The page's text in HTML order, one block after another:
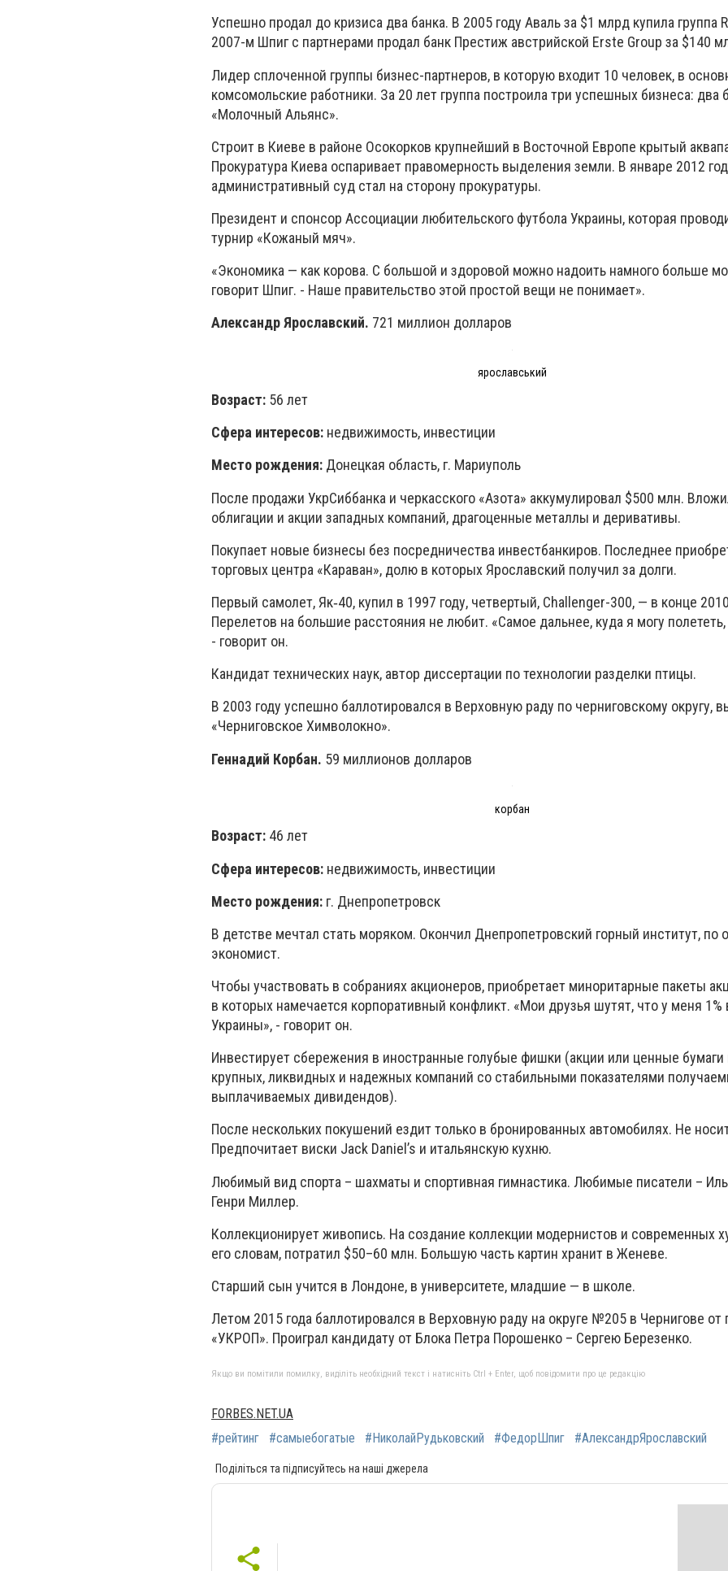
Успешно продал до кризиса два банка. В 2005 году Аваль за $1 млрд купила группа
2007-м Шпиг с партнерами продал банк Престиж австрийской Erste Group за $140
Лидер сплоченной группы бизнес-партнеров, в которую входит 10 человек, в
комсомольские работники. За 20 лет группа построила три успешных бизнеса: два
«Молочный Альянс».
Строит в Киеве в районе Осокорков крупнейший в Восточной Европе крытый
Прокуратура Киева оспаривает правомерность выделения земли. В январе 2012
административный суд стал на сторону прокуратуры.
Президент и спонсор Ассоциации любительского футбола Украины, которая
турнир «Кожаный мяч».
«Экономика — как корова. С большой и здоровой можно надоить намного больше
говорит Шпиг. - Наше правительство этой простой вещи не понимает».
Александр Ярославский. 721 миллион долларов
ярославський
Возраст: 56 лет
Сфера интересов: недвижимость, инвестиции
Место рождения: Донецкая область, г. Мариуполь
После продажи УкрСиббанка и черкасского «Азота» аккумулировал $500 млн.
облигации и акции западных компаний, драгоценные металлы и деривативы.
Покупает новые бизнесы без посредничества инвестбанкиров. Последнее
торговых центра «Караван», долю в которых Ярославский получил за долги.
Первый самолет, Як‑40, купил в 1997 году, четвертый, Challenger-300, — в конце
Перелетов на большие расстояния не любит. «Самое дальнее, куда я могу
- говорит он.
Кандидат технических наук, автор диссертации по технологии разделки птицы.
В 2003 году успешно баллотировался в Верховную раду по черниговскому округу,
«Черниговское Химволокно».
Геннадий Корбан. 59 миллионов долларов
корбан
Возраст: 46 лет
Сфера интересов: недвижимость, инвестиции
Место рождения: г. Днепропетровск
В детстве мечтал стать моряком. Окончил Днепропетровский горный институт, по
экономист.
Чтобы участвовать в собраниях акционеров, приобретает миноритарные пакеты
в которых намечается корпоративный конфликт. «Мои друзья шутят, что у меня 1%
Украины», - говорит он.
Инвестирует сбережения в иностранные голубые фишки (акции или ценные бумаги
крупных, ликвидных и надежных компаний со стабильными показателями
выплачиваемых дивидендов).
После нескольких покушений ездит только в бронированных автомобилях. Не
Предпочитает виски Jack Daniel’s и итальянскую кухню.
Любимый вид спорта – шахматы и спортивная гимнастика. Любимые писатели –
Генри Миллер.
Коллекционирует живопись. На создание коллекции модернистов и современных
его словам, потратил $50–60 млн. Большую часть картин хранит в Женеве.
Старший сын учится в Лондоне, в университете, младшие — в школе.
Летом 2015 года баллотировался в Верховную раду на округе №205 в Чернигове от
«УКРОП». Проиграл кандидату от Блока Петра Порошенко – Сергею Березенко.
Якщо ви помітили помилку, виділіть необхідний текст і натисніть Ctrl + Enter, щоб повідомити про це редакцію
FORBES.NET.UA
#рейтинг
#самыебогатые #НиколайРудьковский #ФедорШпиг #АлександрЯрославский
Поділіться та підписуйтесь на наші джерела